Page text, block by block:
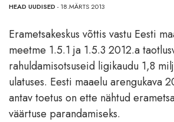
HEAD UUDISED - 18.MÄRTS 2013
Erametsakeskus võttis vastu Eesti
meetme 1.5.1 ja 1.5.3 2012.a
rahuldamisotsuseid ligikaudu 1,8
ulatuses. Eesti maaelu arengukava
antav toetus on ette nähtud
väärtuse parandamiseks.